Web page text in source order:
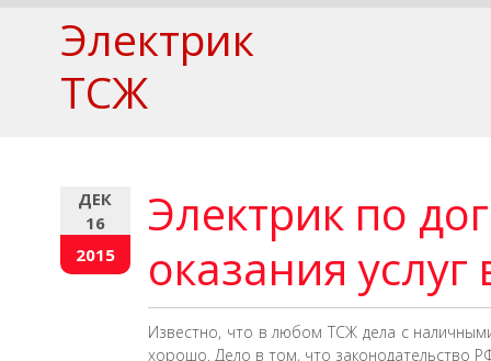
Электрик
ТСЖ
ДЕК
16
2015
Электрик по
оказания
Известно, что в любом ТСЖ дела с
хорошо. Дело в том, что законодательство